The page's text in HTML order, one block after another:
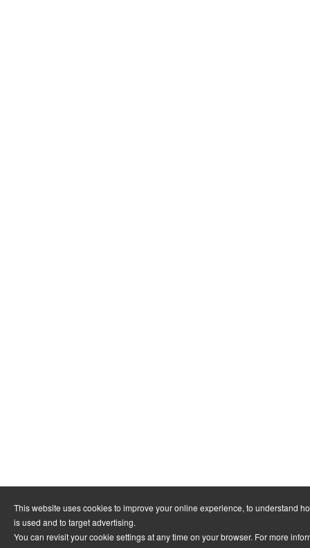
This website uses cookies to improve your online experience, to understand
is used and to target advertising.
You can revisit your cookie settings at any time on your browser. For more